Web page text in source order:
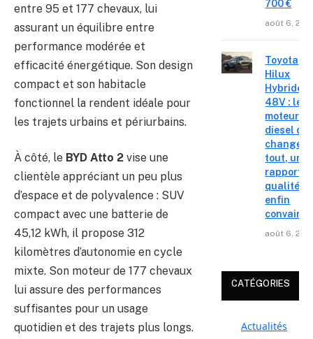
entre 95 et 177 chevaux, lui
assurant un équilibre entre
performance modérée et
efficacité énergétique. Son design
compact et son habitacle
fonctionnel la rendent idéale pour
les trajets urbains et périurbains.
À côté, le BYD Atto 2 vise une
clientèle appréciant un peu plus
d’espace et de polyvalence : SUV
compact avec une batterie de
45,12 kWh, il propose 312
kilomètres d’autonomie en cycle
mixte. Son moteur de 177 chevaux
lui assure des performances
suffisantes pour un usage
quotidien et des trajets plus longs.
700 €
août 6,
Toyota
Hilux
Hybride
48V : le
moteur
diesel qui
change
tout, un
rapport
qualité-
enfin
août 6,
CATÉGORIES
Actualités